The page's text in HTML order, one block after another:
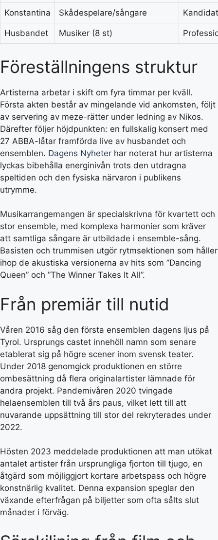
Konstantina Skådespelare/sångare
Husbandet Musiker (8 st)
Föreställningens struktur
Artisterna arbetar i skift om fyra timmar per kväll.
Första akten består av mingelande vid ankomsten, följt
av servering av meze-rätter under ledning av Nikos.
Därefter följer höjdpunkten: en fullskalig konsert med
27 ABBA-låtar framförda live av husbandet och
ensemblen. Dagens Nyheter har noterat hur artisterna
lyckas bibehålla energinivån trots den utdragna
speltiden och den fysiska närvaron i publikens
utrymme.
Musikarrangemangen är specialskrivna för kvartett och
stor ensemble, med komplexa harmonier som kräver
att samtliga sångare är utbildade i ensemble-sång.
Basisten och trummisen utgör rytmsektionen som håller
ihop de akustiska versionerna av hits som ”Dancing
Queen” och ”The Winner Takes It All”.
Från premiär till nutid
Våren 2016 såg den första ensemblen dagens ljus på
Tyrol. Ursprungs castet innehöll namn som senare
etablerat sig på högre scener inom svensk teater.
Under 2018 genomgick produktionen en större
ombesättning då flera originalartister lämnade för
andra projekt. Pandemivåren 2020 tvingade
helaensemblen till två års paus, vilket lett till att
nuvarande uppsättning till stor del rekryterades under
2022.
Hösten 2023 meddelade produktionen att man utökat
antalet artister från ursprungliga fjorton till tjugo, en
åtgärd som möjliggjort kortare arbetspass och högre
konstnärlig kvalitet. Denna expansion speglar den
växande efterfrågan på biljetter som ofta sålts slut
månader i förväg.